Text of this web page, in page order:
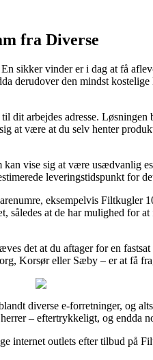
fra Diverse
sikker vinder er i dag at få
derudover den mindst
arbejdes adresse.
at være at du selv henter
vise sig at være usædvanlig
leveringstidspunkt for
eksempelvis
at de har mulighed for
det at du aftager for en
Korsør eller Sæby – er at få
diverse e-forretninger, og
– eftertrykkeligt, og endda
internet outlets efter tilbud på